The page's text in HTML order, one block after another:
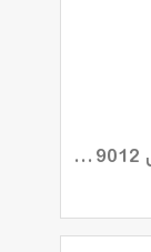
چراغ ال ای دی 12 وات تکنوتل مدل SMD 12W 9012 بسته 5 عددی